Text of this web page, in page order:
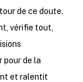
de ce doute.
vérifie tout,
pour de la
et ralentit